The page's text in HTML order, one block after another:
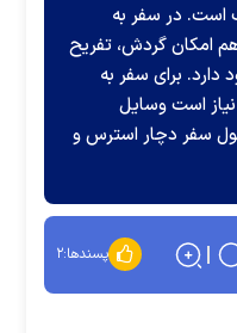
است. در سفر به
امکان گردش، تفریح
دارد. برای سفر به
است وسایل
سفر دچار استرس و
پسندها:۲